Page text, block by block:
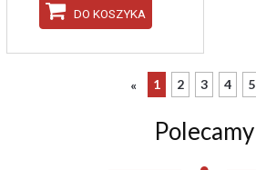
DO KOSZYKA
« 1 2 3 4 5
Polecamy